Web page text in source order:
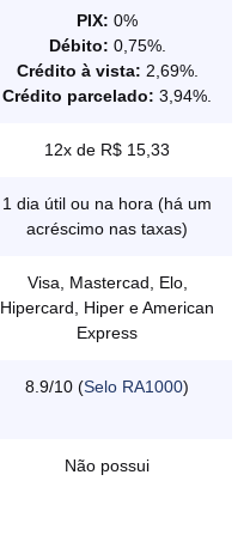
PIX: 0%
Débito: 0,75%.
Crédito à vista: 2,69%.
Crédito parcelado: 3,94%.
12x de R$ 15,33
1 dia útil ou na hora (há um
acréscimo nas taxas)
Visa, Mastercad, Elo,
Hipercard, Hiper e American
Express
8.9/10 (Selo RA1000)
Não possui